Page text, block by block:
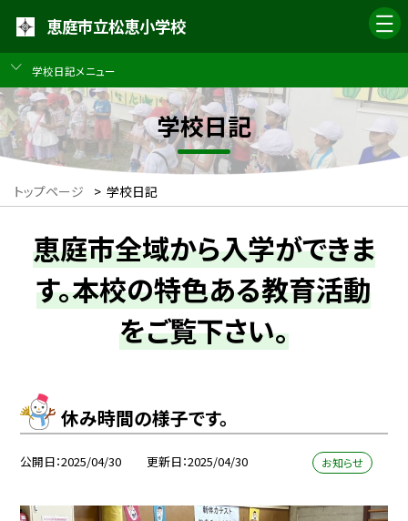
恵庭市立松恵小学校
学校日記メニュー
学校日記
トップページ > 学校日記
恵庭市全域から入学ができま
す。本校の特色ある教育活動
をご覧下さい。
休み時間の様子です。
公開日 2025/04/30 更新日 2025/04/30 お知らせ